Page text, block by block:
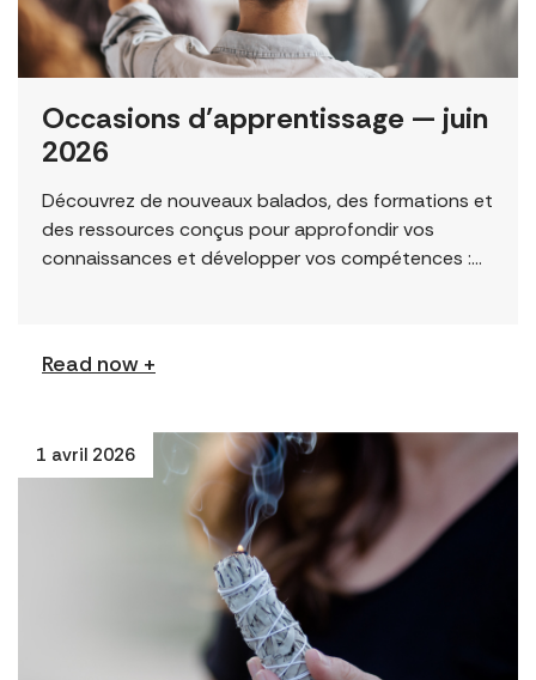
Occasions d’apprentissage — juin
2026
Découvrez de nouveaux balados, des formations et
des ressources conçus pour approfondir vos
connaissances et développer vos compétences :
Read now +
1 avril 2026